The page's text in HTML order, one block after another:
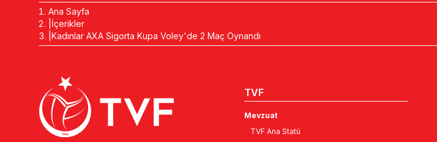
Ana Sayfa
İçerikler
Kadınlar AXA Sigorta Kupa Voley'de 2 Maç Oynandı
TVF
Mevzuat
TVF Ana Statü